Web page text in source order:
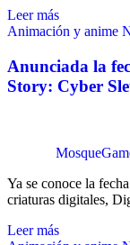
Leer más
Animación y anime
Anunciada la
Story: Cyber
Ya se conoce la
criaturas digitales,
Leer más